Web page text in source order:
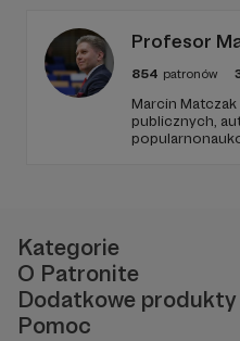
Profesor
854 patronów
Marcin
publicznych,
Kategorie
O Patronite
Dodatkowe produkty
Pomoc